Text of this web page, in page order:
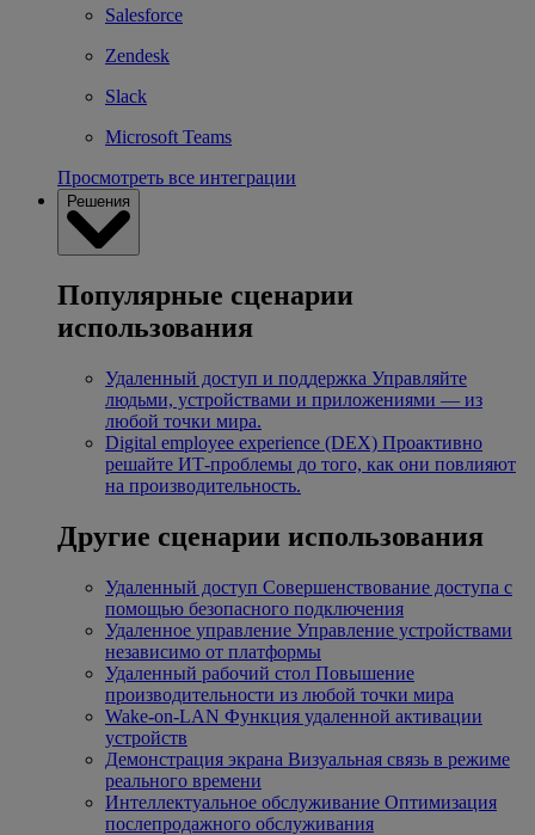
Salesforce
Zendesk
Slack
Microsoft Teams
Просмотреть все интеграции
Решения
Популярные сценарии
использования
Удаленный доступ и поддержка Управляйте
людьми, устройствами и приложениями — из
любой точки мира.
Digital employee experience (DEX) Проактивно
решайте ИТ-проблемы до того, как они повлияют
на производительность.
Другие сценарии использования
Удаленный доступ Совершенствование доступа с
помощью безопасного подключения
Удаленное управление Управление устройствами
независимо от платформы
Удаленный рабочий стол Повышение
производительности из любой точки мира
Wake-on-LAN Функция удаленной активации
устройств
Демонстрация экрана Визуальная связь в режиме
реального времени
Интеллектуальное обслуживание Оптимизация
послепродажного обслуживания